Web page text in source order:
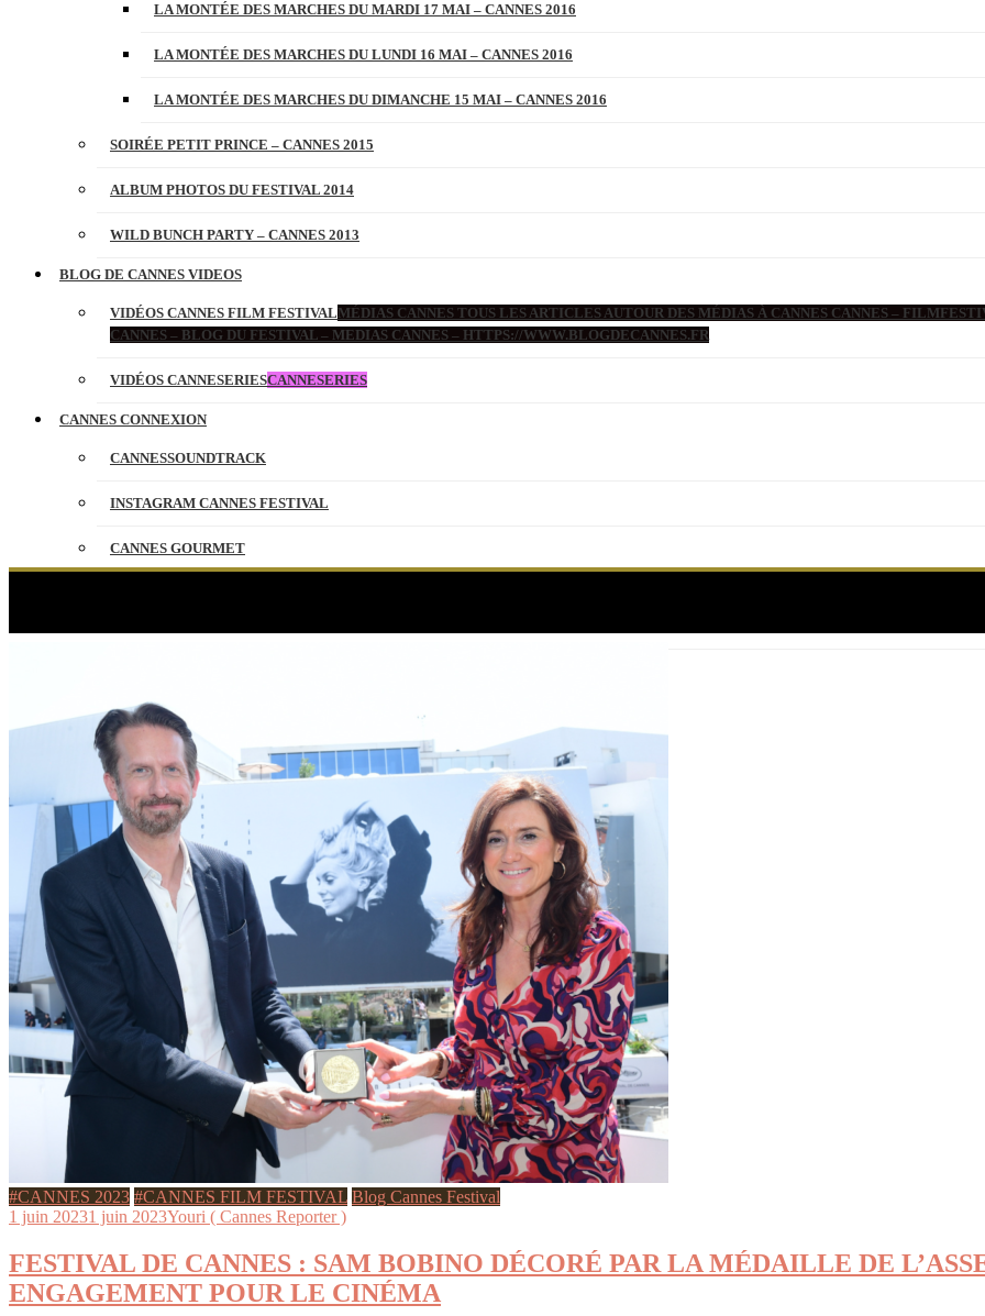
LA MONTÉE DES MARCHES DU MARDI 17 MAI – CANNES 2016
LA MONTÉE DES MARCHES DU LUNDI 16 MAI – CANNES 2016
LA MONTÉE DES MARCHES DU DIMANCHE 15 MAI – CANNES 2016
SOIRÉE PETIT PRINCE – CANNES 2015
ALBUM PHOTOS DU FESTIVAL 2014
WILD BUNCH PARTY – CANNES 2013
BLOG DE CANNES VIDEOS
VIDÉOS CANNES FILM FESTIVALMÉDIAS CANNES TOUS LES ARTICLES AUTOUR DES MÉDIAS À CANNES CANNES –
CANNES – BLOG DU FESTIVAL – MEDIAS CANNES – HTTPS://WWW.BLOGDECANNES.FR
VIDÉOS CANNESERIESCANNESERIES
CANNES CONNEXION
CANNESSOUNDTRACK
INSTAGRAM CANNES FESTIVAL
CANNES GOURMET
#CANNES 2023 #CANNES FILM FESTIVAL Blog Cannes Festival
1 juin 20231 juin 2023Youri ( Cannes Reporter )
FESTIVAL DE CANNES : SAM BOBINO DÉCORÉ PAR LA MÉDAILLE DE
ENGAGEMENT POUR LE CINÉMA